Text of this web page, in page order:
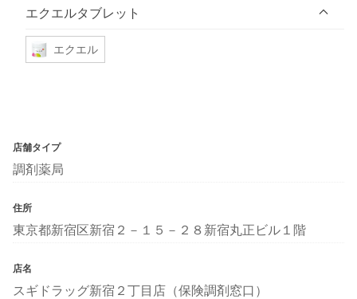
エクエルタブレット
エクエル
店舗タイプ
調剤薬局
住所
東京都新宿区新宿２－１５－２８新宿丸正ビル１階
店名
スギドラッグ新宿２丁目店（保険調剤窓口）